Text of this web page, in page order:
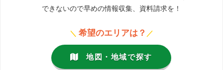
できないので早めの情報収集、資料請求を！
＼ 希望のエリアは？ ／
地図・地域で探す